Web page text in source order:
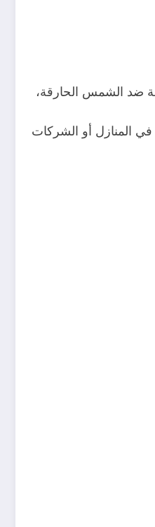
ضد الشمس الحارقة،
المنازل أو الشركات